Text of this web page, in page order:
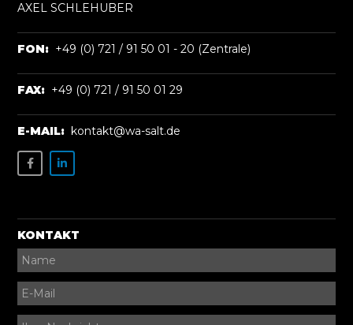
AXEL SCHLEHUBER
FON: +49 (0) 721 / 91 50 01 - 20 (Zentrale)
FAX: +49 (0) 721 / 91 50 01 29
E-MAIL: kontakt@wa-salt.de
KONTAKT